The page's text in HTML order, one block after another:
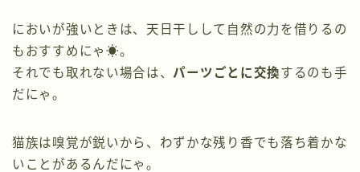
においが強いときは、天日干しして自然の力を借りるの
もおすすめにゃ☀️。
それでも取れない場合は、 パーツごとに交換するのも手
だにゃ。
猫族は嗅覚が鋭いから、わずかな残り香でも落ち着かな
いことがあるんだにゃ。